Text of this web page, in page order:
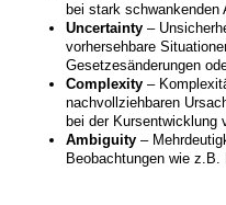
bei stark
Uncertainty –
vorhersehbare
Gesetzesänderungen
Complexity –
nachvollziehbaren
bei der Kursentwicklung
Ambiguity –
Beobachtungen wie z.B.